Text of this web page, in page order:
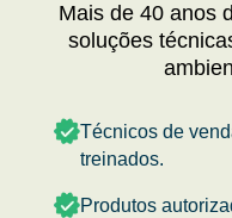
Mais de 40 anos
soluções
Técnicos de
treinados.
Produtos